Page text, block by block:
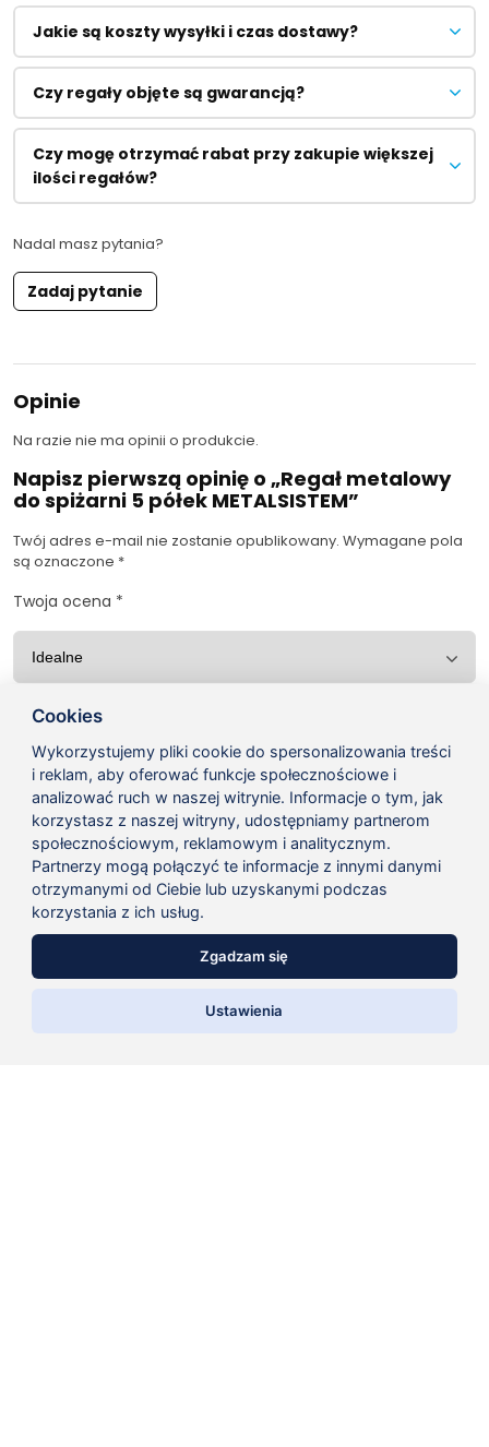
Jakie są koszty wysyłki i czas dostawy?
Czy regały objęte są gwarancją?
Czy mogę otrzymać rabat przy zakupie większej
ilości regałów?
Nadal masz pytania?
Zadaj pytanie
Opinie
Na razie nie ma opinii o produkcie.
Napisz pierwszą opinię o „Regał metalowy
do spiżarni 5 półek METALSISTEM”
Twój adres e-mail nie zostanie opublikowany. Wymagane pola
są oznaczone *
Twoja ocena *
Twoja opinia
Nazwa*
E-mail*
Cookies
Wykorzystujemy pliki cookie do spersonalizowania treści
i reklam, aby oferować funkcje społecznościowe i
analizować ruch w naszej witrynie. Informacje o tym, jak
korzystasz z naszej witryny, udostępniamy partnerom
społecznościowym, reklamowym i analitycznym.
Partnerzy mogą połączyć te informacje z innymi danymi
otrzymanymi od Ciebie lub uzyskanymi podczas
korzystania z ich usług.
Zgadzam się
UstawieniaDoradca Klienta